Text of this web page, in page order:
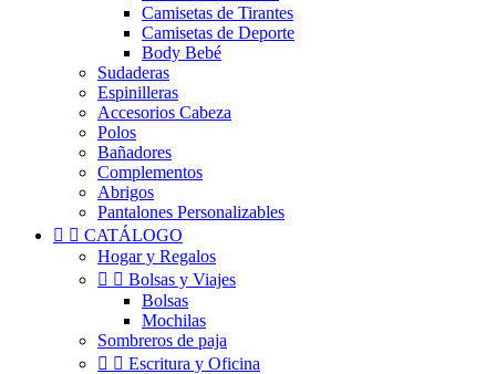
Camisetas de Tirantes
Camisetas de Deporte
Body Bebé
Sudaderas
Espinilleras
Accesorios Cabeza
Polos
Bañadores
Complementos
Abrigos
Pantalones Personalizables
  CATÁLOGO
Hogar y Regalos
  Bolsas y Viajes
Bolsas
Mochilas
Sombreros de paja
  Escritura y Oficina